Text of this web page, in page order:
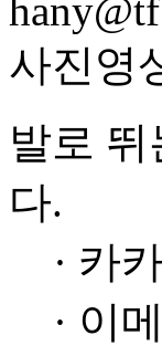
사진영
발로
다.
· 카
· 이